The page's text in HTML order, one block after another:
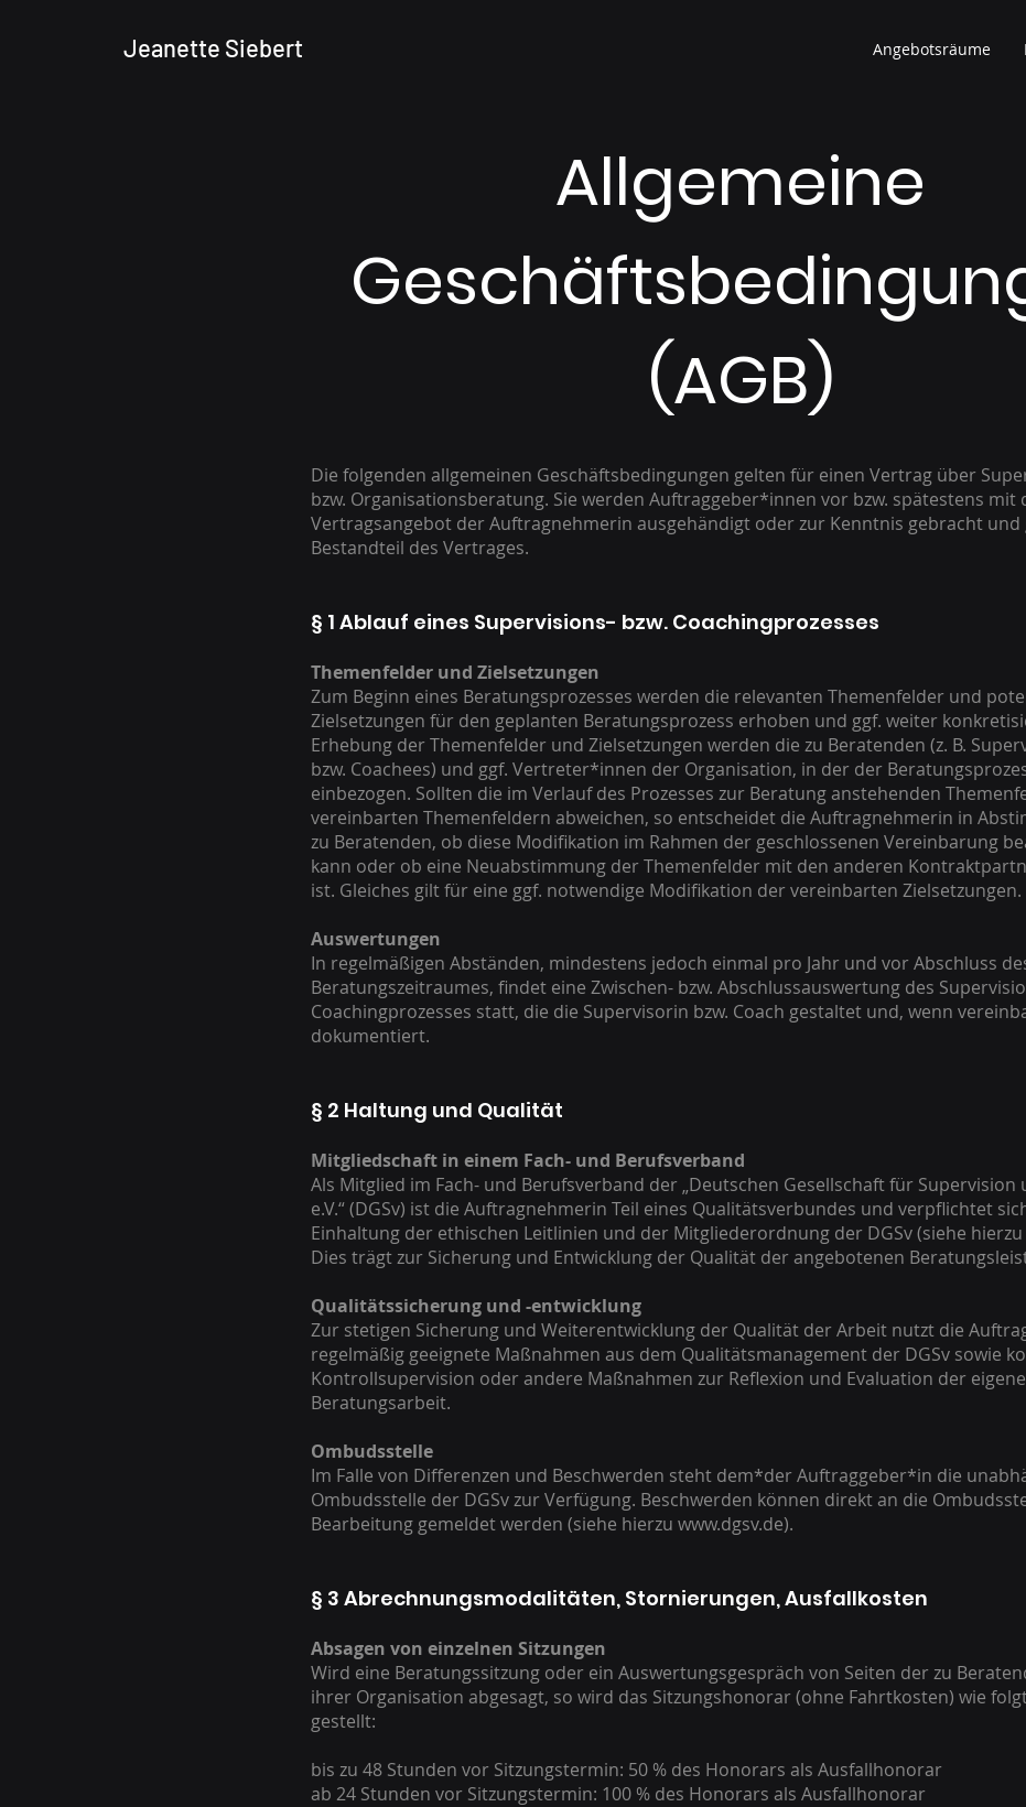
Jeanette Siebert Angebotsräume
Allgemeine
(AGB)
Die folgenden allgemeinen Geschäftsbedingungen gelten für einen Vertrag über
bzw. Organisationsberatung. Sie werden Auftraggeber*innen vor bzw. spätestens mit
Vertragsangebot der Auftragnehmerin ausgehändigt oder zur Kenntnis gebracht und
Bestandteil des Vertrages.
§ 1 Ablauf eines Supervisions- bzw. Coachingprozesses
Themenfelder und Zielsetzungen
Zum Beginn eines Beratungsprozesses werden die relevanten Themenfelder und
Zielsetzungen für den geplanten Beratungsprozess erhoben und ggf. weiter
Erhebung der Themenfelder und Zielsetzungen werden die zu Beratenden (z. B.
bzw. Coachees) und ggf. Vertreter*innen der Organisation, in der der
einbezogen. Sollten die im Verlauf des Prozesses zur Beratung anstehenden
vereinbarten Themenfeldern abweichen, so entscheidet die Auftragnehmerin in
zu Beratenden, ob diese Modifikation im Rahmen der geschlossenen Vereinbarung
kann oder ob eine Neuabstimmung der Themenfelder mit den anderen
ist. Gleiches gilt für eine ggf. notwendige Modifikation der vereinbarten Zielsetzungen.
Auswertungen
In regelmäßigen Abständen, mindestens jedoch einmal pro Jahr und vor Abschluss
Beratungszeitraumes, findet eine Zwischen- bzw. Abschlussauswertung des
Coachingprozesses statt, die die Supervisorin bzw. Coach gestaltet und, wenn
dokumentiert.
§ 2 Haltung und Qualität
Mitgliedschaft in einem Fach- und Berufsverband
Als Mitglied im Fach- und Berufsverband der „Deutschen Gesellschaft für Supervision
e.V.“ (DGSv) ist die Auftragnehmerin Teil eines Qualitätsverbundes und verpflichtet
Einhaltung der ethischen Leitlinien und der Mitgliederordnung der DGSv (siehe hierzu
Dies trägt zur Sicherung und Entwicklung der Qualität der angebotenen
Qualitätssicherung und -entwicklung
Zur stetigen Sicherung und Weiterentwicklung der Qualität der Arbeit nutzt die
regelmäßig geeignete Maßnahmen aus dem Qualitätsmanagement der DGSv sowie
Kontrollsupervision oder andere Maßnahmen zur Reflexion und Evaluation der
Beratungsarbeit.
Ombudsstelle
Im Falle von Differenzen und Beschwerden steht dem*der Auftraggeber*in die
Ombudsstelle der DGSv zur Verfügung. Beschwerden können direkt an die
Bearbeitung gemeldet werden (siehe hierzu www.dgsv.de).
§ 3 Abrechnungsmodalitäten, Stornierungen, Ausfallkosten
Absagen von einzelnen Sitzungen
Wird eine Beratungssitzung oder ein Auswertungsgespräch von Seiten der zu
ihrer Organisation abgesagt, so wird das Sitzungshonorar (ohne Fahrtkosten) wie
gestellt:
bis zu 48 Stunden vor Sitzungstermin: 50 % des Honorars als Ausfallhonorar
ab 24 Stunden vor Sitzungstermin: 100 % des Honorars als Ausfallhonorar